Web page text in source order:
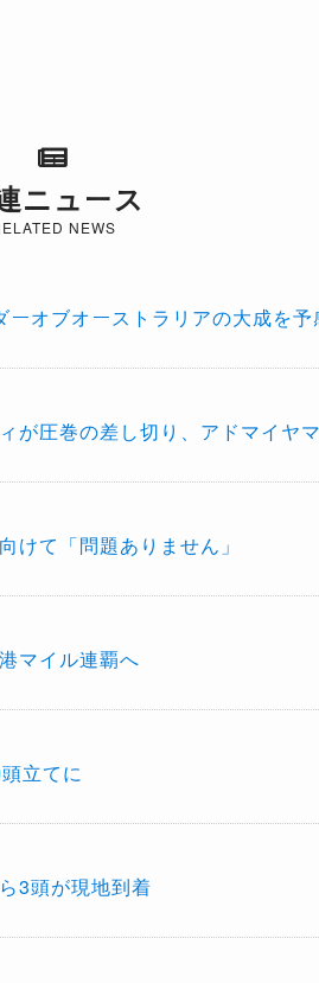
ニュース
NEWS
オブオーストラリアの大成を予
が圧巻の差し切り、アドマイヤ
けて「問題ありません」
マイル連覇へ
立てに
3頭が現地到着